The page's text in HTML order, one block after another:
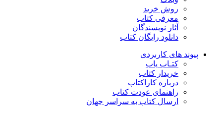
روش خرید
معرفی کتاب
آثار نویسندگان
دانلود رایگان کتاب
پیوند های کاربردی
کتـاب یاب
خریدار کتاب
درباره کاراکتاب
راهنمای عودت کتاب
ارسال کتاب به سراسر جهان